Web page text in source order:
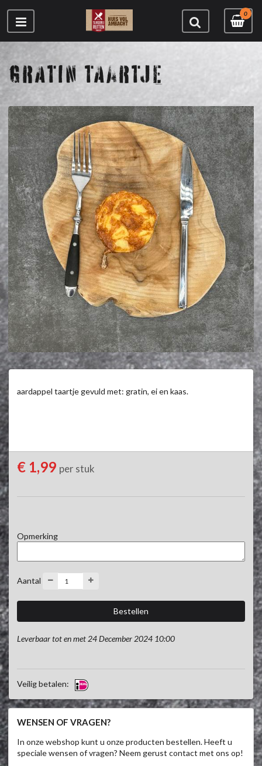
0
GRATIN TAARTJE
aardappel taartje gevuld met: gratin, ei en kaas.
€ 1,99 per stuk
Opmerking
Aantal
Leverbaar tot en met 24 December 2024 10:00
Veilig betalen:
WENSEN OF VRAGEN?
In onze webshop kunt u onze producten bestellen. Heeft u
speciale wensen of vragen? Neem gerust contact met ons op!